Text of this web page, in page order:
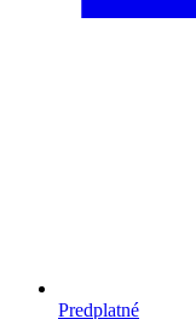
Predplatné